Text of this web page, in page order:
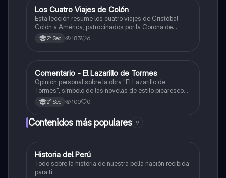
Ciencias Sociales
Los Cuatro Viajes de Colón
Esta lección resume los cuatro viajes de Cristóbal
Colón a América, patrocinados por la Corona de
Castilla, destacando sus objetivos, rutas y
descubrimientos.
2° Sec 183 6
Castellano
Comentario - El Lazarillo de Tormes
Opinión personal sobre la obra "El Lazarillo de
Tormes", símbolo de las novelas de estilo picaresco
en la literatura española.
2° Sec 100 0
Contenidos más populares 9
Ciencias Sociales
Historia del Perú
Todo sobre la historia de nuestra bella nación recibida
para ti